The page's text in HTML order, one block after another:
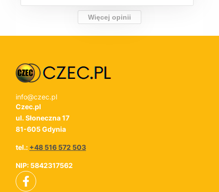
Więcej opinii
info@czec.pl
Czec.pl
ul. Słoneczna 17
81-605 Gdynia
tel.: +48 516 572 503
NIP: 5842317562